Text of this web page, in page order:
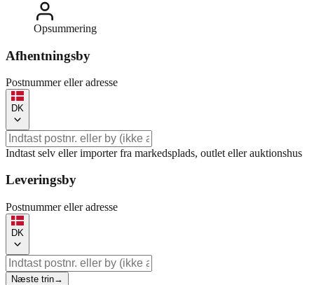
Opsummering
Afhentningsby
Postnummer eller adresse
DK
Indtast selv eller importer fra markedsplads, outlet eller auktionshus
Leveringsby
Postnummer eller adresse
DK
Næste trin→